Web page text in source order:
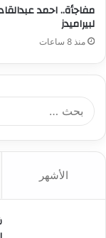
مفاجأة.. احمد
لبيراميدز
منذ 8 ساعات
الأشهر